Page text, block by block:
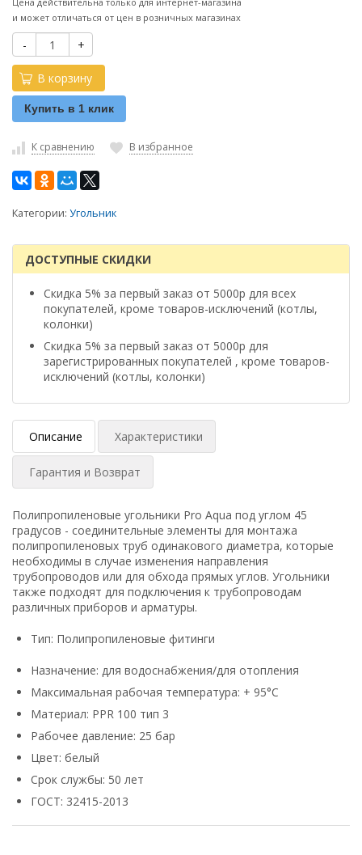
и может отличаться от цен в розничных магазинах
- +
В корзину
Купить в 1 клик
К сравнению В избранное
Категории: Угольник
ДОСТУПНЫЕ СКИДКИ
Скидка 5% за первый заказ от 5000р для всех
покупателей, кроме товаров-исключений (котлы,
колонки)
Скидка 5% за первый заказ от 5000р для
зарегистрированных покупателей , кроме товаров-
исключений (котлы, колонки)
Описание Характеристики
Гарантия и Возврат
Полипропиленовые угольники Pro Aqua под углом 45
градусов - соединительные элементы для монтажа
полипропиленовых труб одинакового диаметра, которые
необходимы в случае изменения направления
трубопроводов или для обхода прямых углов. Угольники
также подходят для подключения к трубопроводам
различных приборов и арматуры.
Тип: Полипропиленовые фитинги
Назначение: для водоснабжения/для отопления
Максимальная рабочая температура: + 95°С
Материал: PPR 100 тип 3
Рабочее давление: 25 бар
Цвет: белый
Срок службы: 50 лет
ГОСТ: 32415-2013